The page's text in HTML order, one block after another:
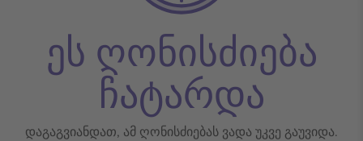
ეს ღონისძიება
ჩატარდა
დაგაგვიანდათ, ამ ღონისძიებას ვადა უკვე გაუვიდა.